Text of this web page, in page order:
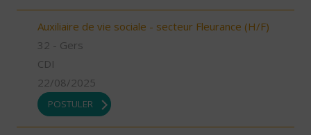
Auxiliaire de vie sociale - secteur Fleurance (H/F)
32 - Gers
CDI
22/08/2025
POSTULER